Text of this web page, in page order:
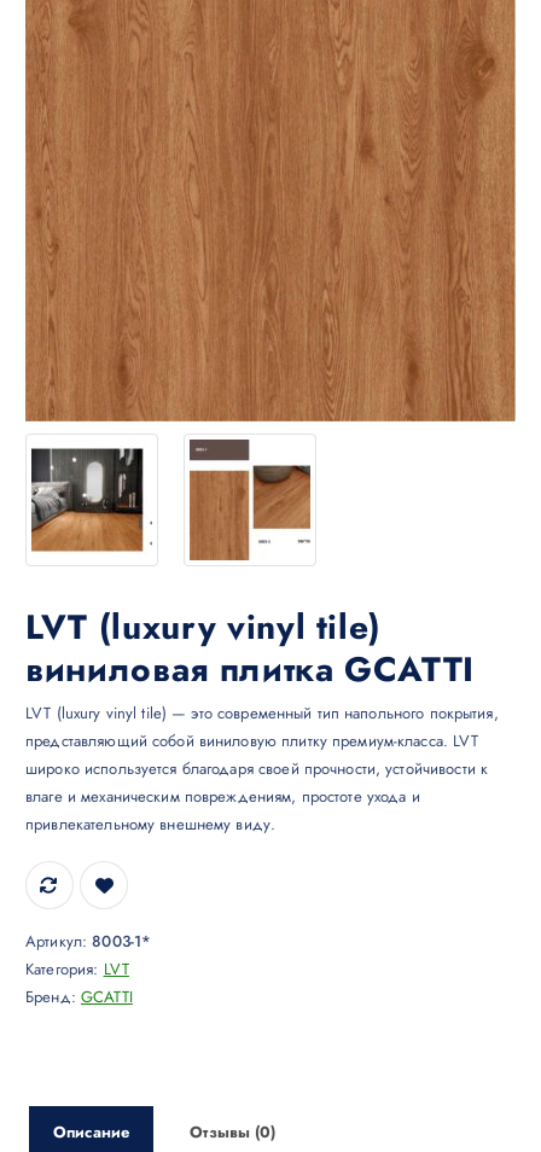
LVT (luxury vinyl tile)
виниловая плитка GCATTI
LVT (luxury vinyl tile) — это современный тип напольного покрытия,
представляющий собой виниловую плитку премиум-класса. LVT
широко используется благодаря своей прочности, устойчивости к
влаге и механическим повреждениям, простоте ухода и
привлекательному внешнему виду.
Артикул:8003-1*
Категория: LVT
Бренд:GCATTI
Описание Отзывы (0)